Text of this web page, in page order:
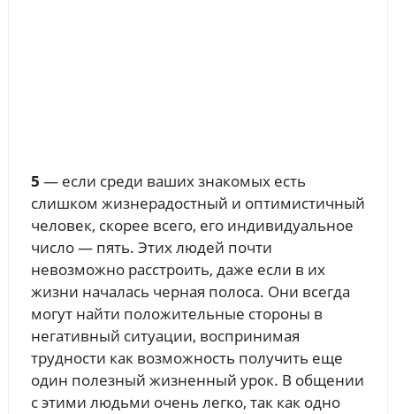
5 — если среди ваших знакомых есть
слишком жизнерадостный и оптимистичный
человек, скорее всего, его индивидуальное
число — пять. Этих людей почти
невозможно расстроить, даже если в их
жизни началась черная полоса. Они всегда
могут найти положительные стороны в
негативный ситуации, воспринимая
трудности как возможность получить еще
один полезный жизненный урок. В общении
с этими людьми очень легко, так как одно